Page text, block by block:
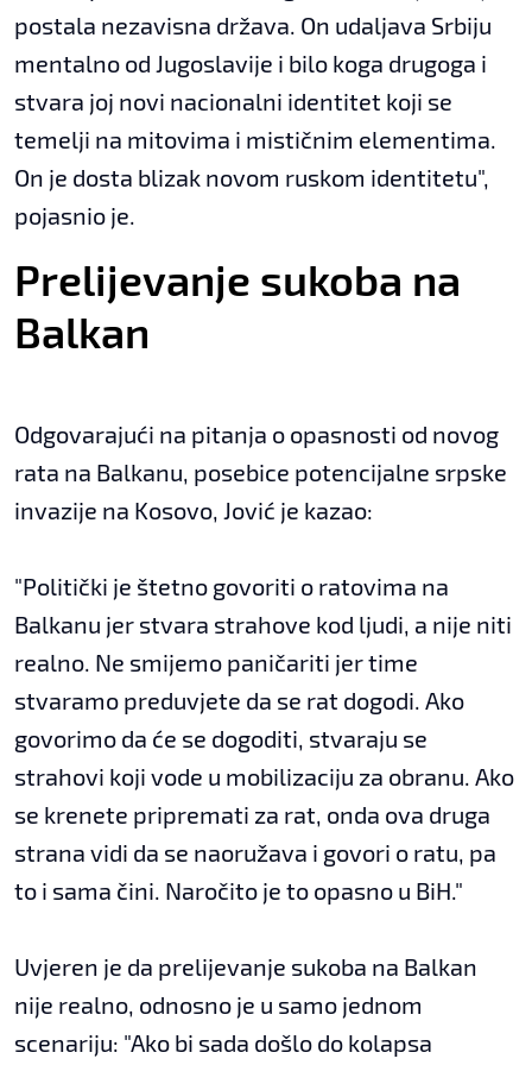
postala nezavisna država. On udaljava Srbiju
mentalno od Jugoslavije i bilo koga drugoga i
stvara joj novi nacionalni identitet koji se
temelji na mitovima i mističnim elementima.
On je dosta blizak novom ruskom identitetu",
pojasnio je.
Prelijevanje sukoba na
Balkan
Odgovarajući na pitanja o opasnosti od novog
rata na Balkanu, posebice potencijalne srpske
invazije na Kosovo, Jović je kazao:
"Politički je štetno govoriti o ratovima na
Balkanu jer stvara strahove kod ljudi, a nije niti
realno. Ne smijemo paničariti jer time
stvaramo preduvjete da se rat dogodi. Ako
govorimo da će se dogoditi, stvaraju se
strahovi koji vode u mobilizaciju za obranu. Ako
se krenete pripremati za rat, onda ova druga
strana vidi da se naoružava i govori o ratu, pa
to i sama čini. Naročito je to opasno u BiH."
Uvjeren je da prelijevanje sukoba na Balkan
nije realno, odnosno je u samo jednom
scenariju: "Ako bi sada došlo do kolapsa